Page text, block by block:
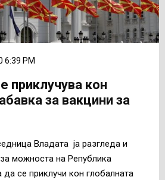
6:39 PM
приклучува кон
за вакцини за
Владата ја разгледа и
можноста на Република
се приклучи кон глобалната